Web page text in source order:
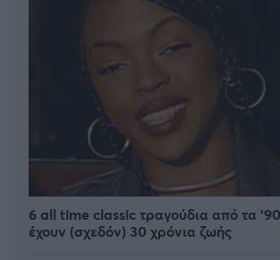
6 all time classic τραγούδια από τα
έχουν (σχεδόν) 30 χρόνια ζωής